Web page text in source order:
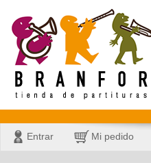
Entrar Mi pedido